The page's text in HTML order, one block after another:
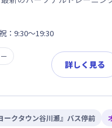
：9:30～19:30
詳しく見る
ークタウン谷川瀬』バス停前